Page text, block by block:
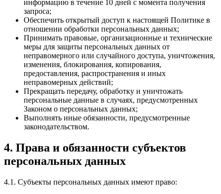
информацию в течение 10 дней с момента получения
запроса;
Обеспечить открытый доступ к настоящей Политике в
отношении обработки персональных данных;
Принимать правовые, организационные и технические
меры для защиты персональных данных от
неправомерного или случайного доступа, уничтожения,
изменения, блокирования, копирования,
предоставления, распространения и иных
неправомерных действий;
Прекращать передачу, обработку и уничтожать
персональные данные в случаях, предусмотренных
Законом о персональных данных;
Выполнять иные обязанности, предусмотренные
законодательством.
4. Права и обязанности субъектов
персональных данных
4.1. Субъекты персональных данных имеют право: